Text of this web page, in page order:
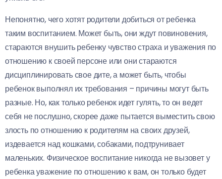
Непонятно, чего хотят родители добиться от ребенка
таким воспитанием. Может быть, они ждут повиновения,
стараются внушить ребенку чувство страха и уважения по
отношению к своей персоне или они стараются
дисциплинировать свое дите, а может быть, чтобы
ребенок выполнял их требования – причины могут быть
разные. Но, как только ребенок идет гулять, то он ведет
себя не послушно, скорее даже пытается выместить свою
злость по отношению к родителям на своих друзей,
издевается над кошками, собаками, подтрунивает
маленьких. Физическое воспитание никогда не вызовет у
ребенка уважение по отношению к вам, он только будет